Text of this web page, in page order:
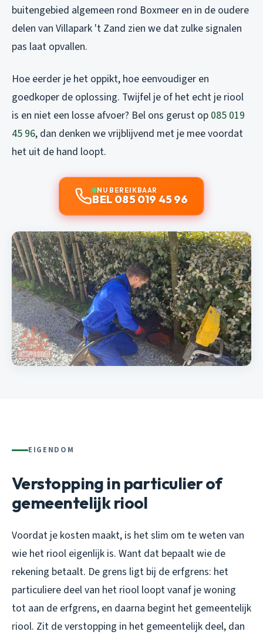
buitengebied algemeen rond Boxmeer en in de oudere
delen van Villapark 't Zand zien we dat zulke signalen
pas laat opvallen.
Hoe eerder je het oppikt, hoe eenvoudiger en
goedkoper de oplossing. Twijfel je of het echt je riool
is en niet een losse afvoer? Bel ons gerust op 085 019
45 96, dan denken we vrijblijvend met je mee voordat
het uit de hand loopt.
NU BEREIKBAAR
BEL 085 019 45 96
EIGENDOM
Verstopping in particulier of
gemeentelijk riool
Voordat je kosten maakt, is het slim om te weten van
wie het riool eigenlijk is. Want dat bepaalt wie de
rekening betaalt. De grens ligt bij de erfgrens: het
particuliere deel van het riool loopt vanaf je woning
tot aan de erfgrens, en daarna begint het gemeentelijk
riool. Zit de verstopping in het gemeentelijk deel, dan